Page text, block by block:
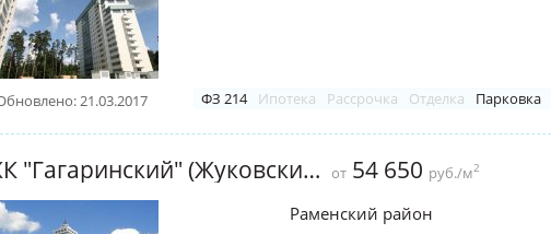
21.03.2017 ФЗ 214 Ипотека Рассрочка Отделка Парковка
ЖК "Гагаринский" (Жуковский) от 54 650 руб./м2
Раменский район